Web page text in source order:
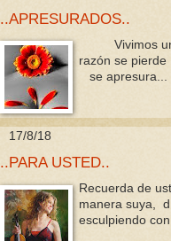
..APRESURADOS..
Vivimos
razón se
se apresura...
17/8/18
..PARA USTED..
Recuerda de
manera suya,
esculpiendo